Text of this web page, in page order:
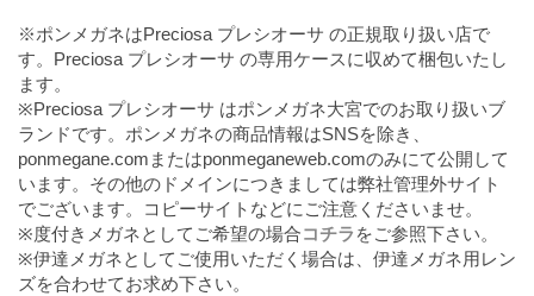
※ポンメガネはPreciosa プレシオーサ の正規取り扱い店で
す。Preciosa プレシオーサ の専用ケースに収めて梱包いたし
ます。
※Preciosa プレシオーサ はポンメガネ大宮でのお取り扱いブ
ランドです。ポンメガネの商品情報はSNSを除き、
ponmegane.comまたはponmeganeweb.comのみにて公開して
います。その他のドメインにつきましては弊社管理外サイト
でございます。コピーサイトなどにご注意くださいませ。
※度付きメガネとしてご希望の場合コチラ をご参照下さい。
※伊達メガネとしてご使用いただく場合は、伊達メガネ用レン
ズを合わせてお求め下さい。